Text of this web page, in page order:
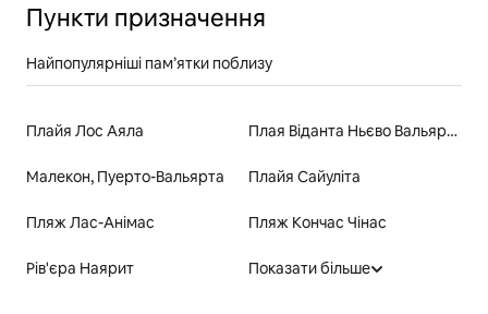
Пункти призначення
Найпопулярніші пам’ятки поблизу
Плайя Лос Аяла Плая Віданта Ньєво Вальярта
Малекон, Пуерто-Вальярта Плайя Сайуліта
Пляж Лас-Анімас Пляж Кончас Чінас
Рів'єра Наярит Показати більше